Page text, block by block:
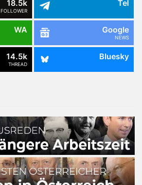
18.5k
FOLLOWER
Tel
WA Google
NEWS
14.5k
THREAD
Bluesky